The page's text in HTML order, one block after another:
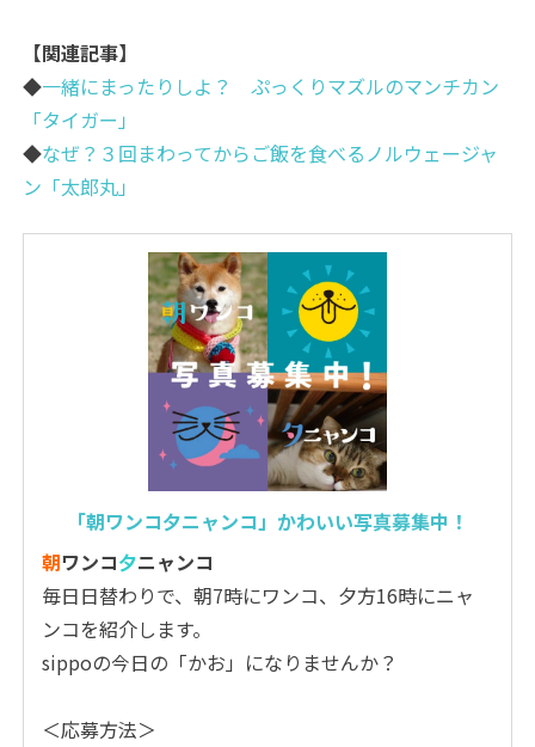
【関連記事】
◆一緒にまったりしよ？ ぷっくりマズルのマンチカン
「タイガー」
◆なぜ？３回まわってからご飯を食べるノルウェージャ
ン「太郎丸」
「朝ワンコ夕ニャンコ」かわいい写真募集中！
朝ワンコ夕ニャンコ
毎日日替わりで、朝7時にワンコ、夕方16時にニャ
ンコを紹介します。
sippoの今日の「かお」になりませんか？
＜応募方法＞